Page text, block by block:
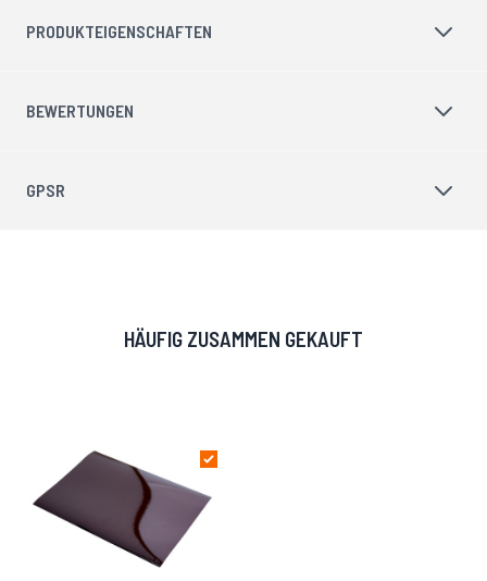
PRODUKTEIGENSCHAFTEN
BEWERTUNGEN
GPSR
HÄUFIG ZUSAMMEN GEKAUFT